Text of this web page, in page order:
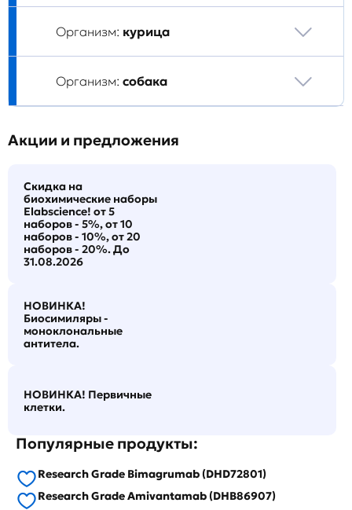
Организм: курица
Организм: собака
Акции и предложения
Скидка на
биохимические наборы
Elabscience! от 5
наборов - 5%, от 10
наборов - 10%, от 20
наборов - 20%. До
31.08.2026
НОВИНКА!
Биосимиляры -
моноклональные
антитела.
НОВИНКА! Первичные
клетки.
Популярные продукты:
Research Grade Bimagrumab (DHD72801)
Research Grade Amivantamab (DHB86907)